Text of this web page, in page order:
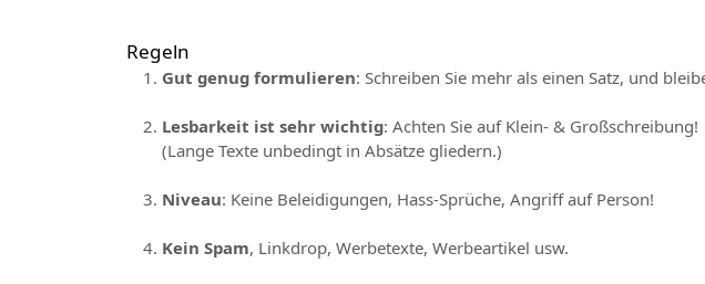
Regeln
Gut genug formulieren: Schreiben Sie mehr als einen Satz, und
Lesbarkeit ist sehr wichtig: Achten Sie auf Klein- & Großschreibung!
(Lange Texte unbedingt in Absätze gliedern.)
Niveau: Keine Beleidigungen, Hass-Sprüche, Angriff auf Person!
Kein Spam, Linkdrop, Werbetexte, Werbeartikel usw.